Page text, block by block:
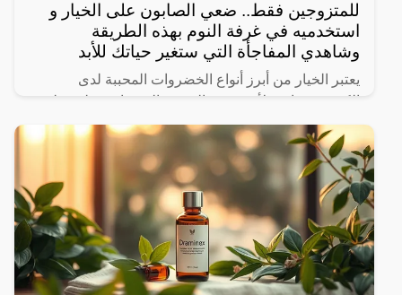
للمتزوجين فقط.. ضعي الصابون على الخيار و
استخدميه في غرفة النوم بهذه الطريقة
وشاهدي المفاجأة التي ستغير حياتك للأبد
يعتبر الخيار من أبرز أنواع الخضروات المحببة لدى
الكثيرين، خاصة لأنه شبه خالي من السعرات وطعمه لذيذ
ومنعش، وله فوائد كثيرة لأنه غني بالفيتامينات والمعادن،
كما